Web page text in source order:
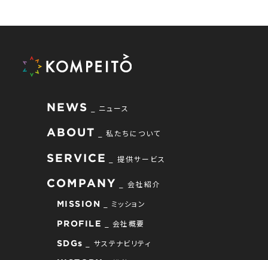
NEWS ニュース
ABOUT 私たちについて
SERVICE 提供サービス
COMPANY 会社紹介
MISSION ミッション
PROFILE 会社概要
SDGs サステナビリティ